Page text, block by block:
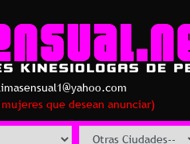
mujeres que desean anunciar)